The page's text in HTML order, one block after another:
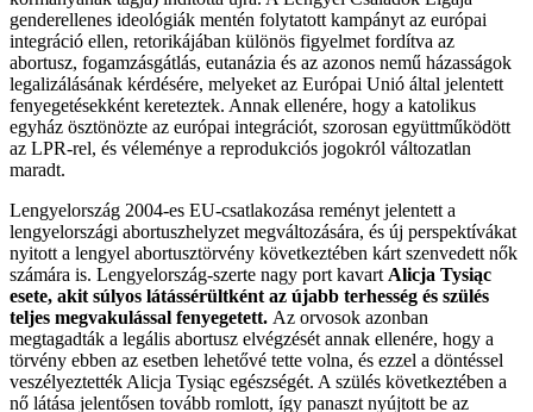
genderellenes ideológiák mentén folytatott kampányt az európai
integráció ellen, retorikájában különös figyelmet fordítva az
abortusz, fogamzásgátlás, eutanázia és az azonos nemű házasságok
legalizálásának kérdésére, melyeket az Európai Unió által jelentett
fenyegetésekként kereteztek. Annak ellenére, hogy a katolikus
egyház ösztönözte az európai integrációt, szorosan együttműködött
az LPR-rel, és véleménye a reprodukciós jogokról változatlan
maradt.
Lengyelország 2004-es EU-csatlakozása reményt jelentett a
lengyelországi abortuszhelyzet megváltozására, és új perspektívákat
nyitott a lengyel abortusztörvény következtében kárt szenvedett nők
számára is. Lengyelország-szerte nagy port kavart Alicja Tysiąc
esete, akit súlyos látássérültként az újabb terhesség és szülés
teljes megvakulással fenyegetett. Az orvosok azonban
megtagadták a legális abortusz elvégzését annak ellenére, hogy a
törvény ebben az esetben lehetővé tette volna, és ezzel a döntéssel
veszélyeztették Alicja Tysiąc egészségét. A szülés következtében a
nő látása jelentősen tovább romlott, így panaszt nyújtott be az